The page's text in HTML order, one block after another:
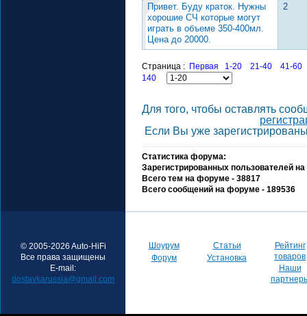
Привет. Буду краток. Нужны
хорошие СЧ которые могут
играть в объеме 350-400мл.
Цена до 20000.
2
Страница : Первая 1-20 21-40
41-60
140
Для того, чтобы оставлять
Если Вы уже
Статистика форума:
Зарегистрированных пользователей
Всего тем на форуме - 38817
Всего сообщений на форуме - 189536
© 2005-2026 Auto-HiFi
Все права защищены
E-mail:
dostavkarussia@gmail.com
Шоурум
Форум
Статьи
Установка
Рейтинг
товаров
Наши